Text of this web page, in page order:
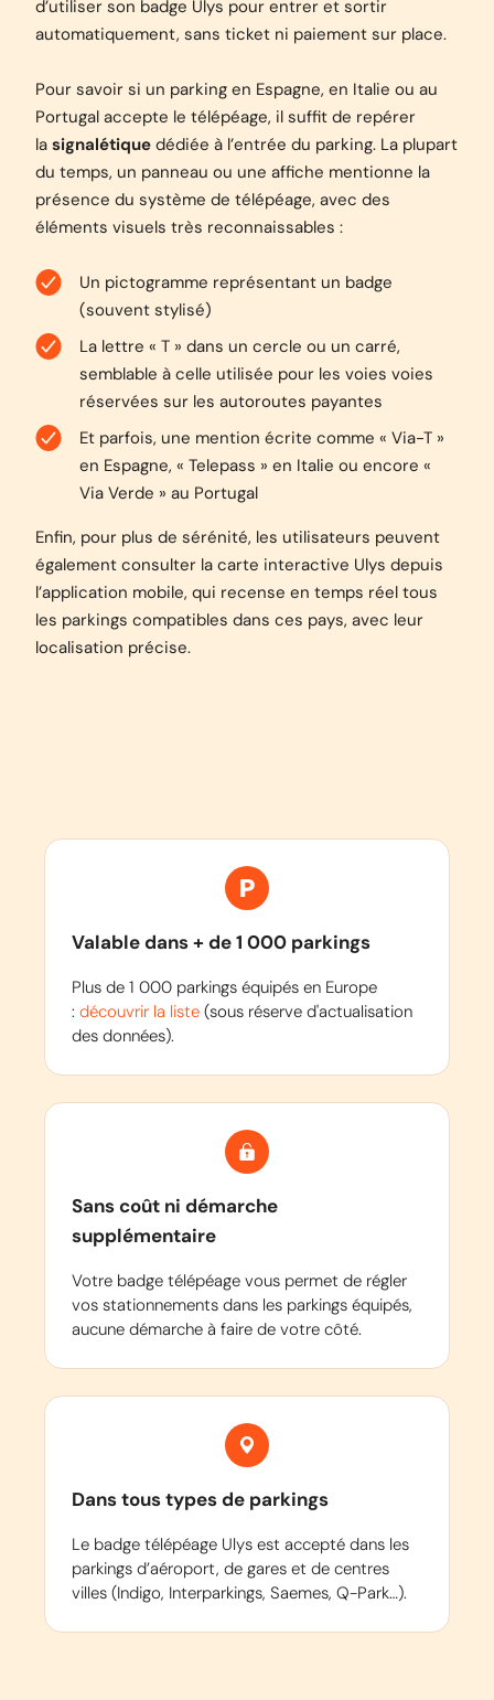
d’utiliser son badge Ulys pour entrer et sortir
automatiquement, sans ticket ni paiement sur place.
Pour savoir si un parking en Espagne, en Italie ou au
Portugal accepte le télépéage, il suffit de repérer
la signalétique dédiée à l’entrée du parking. La plupart
du temps, un panneau ou une affiche mentionne la
présence du système de télépéage, avec des
éléments visuels très reconnaissables :
Un pictogramme représentant un badge
(souvent stylisé)
La lettre « T » dans un cercle ou un carré,
semblable à celle utilisée pour les voies voies
réservées sur les autoroutes payantes
Et parfois, une mention écrite comme « Via-T »
en Espagne, « Telepass » en Italie ou encore «
Via Verde » au Portugal
Enfin, pour plus de sérénité, les utilisateurs peuvent
également consulter la carte interactive Ulys depuis
l’application mobile, qui recense en temps réel tous
les parkings compatibles dans ces pays, avec leur
localisation précise.
Valable dans + de 1 000 parkings
Plus de 1 000 parkings équipés en Europe
: découvrir la liste (sous réserve d'actualisation
des données).
Sans coût ni démarche
supplémentaire
Votre badge télépéage vous permet de régler
vos stationnements dans les parkings équipés,
aucune démarche à faire de votre côté.
Dans tous types de parkings
Le badge télépéage Ulys est accepté dans les
parkings d’aéroport, de gares et de centres
villes (Indigo, Interparkings, Saemes, Q-Park…).